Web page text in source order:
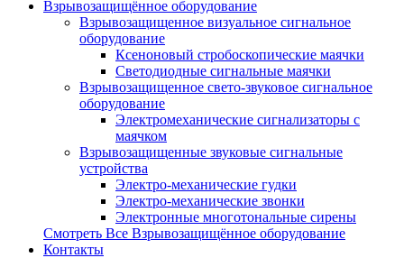
Взрывозащищённое оборудование
Взрывозащищенное визуальное сигнальное
оборудование
Ксеноновый стробоскопические маячки
Светодиодные сигнальные маячки
Взрывозащищенное свето-звуковое сигнальное
оборудование
Электромеханические сигнализаторы с
маячком
Взрывозащищенные звуковые сигнальные
устройства
Электро-механические гудки
Электро-механические звонки
Электронные многотональные сирены
Смотреть Все Взрывозащищённое оборудование
Контакты